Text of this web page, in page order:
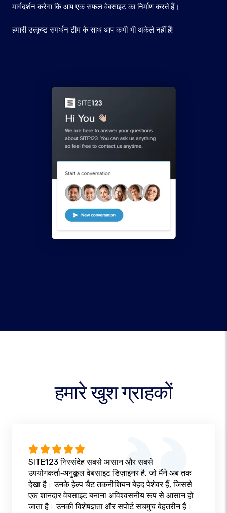
मार्गदर्शन करेगा कि आप एक सफल वेबसाइट का निर्माण करते हैं।
हमारी उत्कृष्ट समर्थन टीम के साथ आप कभी भी अकेले नहीं हैं!
हमारे खुश ग्राहकों
SITE123 निस्संदेह सबसे आसान और सबसे
उपयोगकर्ता‑अनुकूल वेबसाइट डिज़ाइनर है, जो मैंने अब तक
देखा है। उनके हेल्प चैट तकनीशियन बेहद पेशेवर हैं, जिससे
एक शानदार वेबसाइट बनाना अविश्वसनीय रूप से आसान हो
जाता है। उनकी विशेषज्ञता और सपोर्ट सचमुच बेहतरीन हैं।